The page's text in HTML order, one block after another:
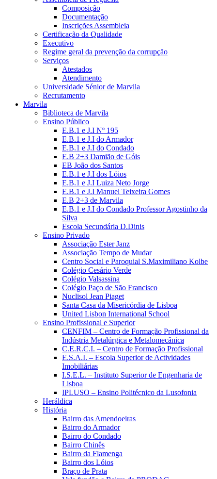
Composição
Documentação
Inscrições Assembleia
Certificação da Qualidade
Executivo
Regime geral da prevenção da corrupção
Serviços
Atestados
Atendimento
Universidade Sénior de Marvila
Recrutamento
Marvila
Biblioteca de Marvila
Ensino Público
E.B.1 e J.I Nº 195
E.B.1 e J.I do Armador
E.B.1 e J.I do Condado
E.B 2+3 Damião de Góis
EB João dos Santos
E.B.1 e J.I dos Lóios
E.B.1 e J.I Luiza Neto Jorge
E.B.1 e J.I Manuel Teixeira Gomes
E.B 2+3 de Marvila
E.B.1 e J.I do Condado Professor Agostinho da
Silva
Escola Secundária D.Dinis
Ensino Privado
Associação Ester Janz
Associação Tempo de Mudar
Centro Social e Paroquial S.Maximiliano Kolbe
Colégio Cesário Verde
Colégio Valsassina
Colégio Paço de São Francisco
Nuclisol Jean Piaget
Santa Casa da Misericórdia de Lisboa
United Lisbon International School
Ensino Profissional e Superior
CENFIM – Centro de Formação Profissional da
Indústria Metalúrgica e Metalomecânica
C.E.R.C.I. – Centro de Formação Profissional
E.S.A.I. – Escola Superior de Actividades
Imobiliárias
I.S.E.L. – Instituto Superior de Engenharia de
Lisboa
IPLUSO – Ensino Politécnico da Lusofonia
Heráldica
História
Bairro das Amendoeiras
Bairro do Armador
Bairro do Condado
Bairro Chinês
Bairro da Flamenga
Bairro dos Lóios
Braço de Prata